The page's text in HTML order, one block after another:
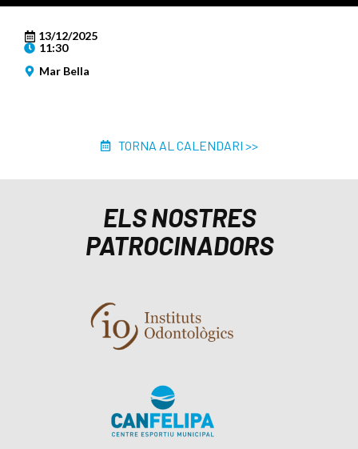
13/12/2025
11:30
Mar Bella
TORNA AL CALENDARI >>
ELS NOSTRES
PATROCINADORS